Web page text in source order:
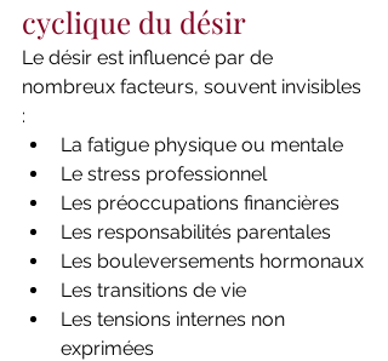
cyclique du désir
Le désir est influencé par de
nombreux facteurs, souvent invisibles
:
La fatigue physique ou mentale
Le stress professionnel
Les préoccupations financières
Les responsabilités parentales
Les bouleversements hormonaux
Les transitions de vie
Les tensions internes non
exprimées